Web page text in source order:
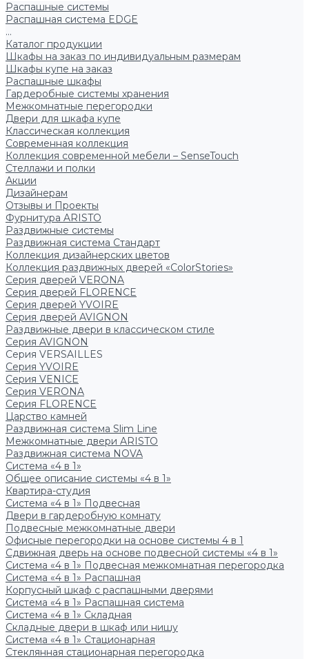
Распашные системы
Распашная система EDGE
...
Каталог продукции
Шкафы на заказ по индивидуальным размерам
Шкафы купе на заказ
Распашные шкафы
Гардеробные системы хранения
Межкомнатные перегородки
Двери для шкафа купе
Классическая коллекция
Современная коллекция
Коллекция современной мебели – SenseTouch
Стеллажи и полки
Акции
Дизайнерам
Отзывы и Проекты
Фурнитура ARISTO
Раздвижные системы
Раздвижная система Стандарт
Коллекция дизайнерских цветов
Коллекция раздвижных дверей «ColorStories»
Серия дверей VERONA
Серия дверей FLORENCE
Серия дверей YVOIRE
Серия дверей AVIGNON
Раздвижные двери в классическом стиле
Серия AVIGNON
Серия VERSAILLES
Серия YVOIRE
Серия VENICE
Серия VERONA
Серия FLORENCE
Царство камней
Раздвижная система Slim Line
Межкомнатные двери ARISTO
Раздвижная система NOVA
Система «4 в 1»
Общее описание системы «4 в 1»
Квартира-студия
Система «4 в 1» Подвесная
Двери в гардеробную комнату
Подвесные межкомнатные двери
Офисные перегородки на основе системы 4 в 1
Сдвижная дверь на основе подвесной системы «4 в 1»
Система «4 в 1» Подвесная межкомнатная перегородка
Система «4 в 1» Распашная
Корпусный шкаф с распашными дверями
Система «4 в 1» Распашная система
Система «4 в 1» Складная
Складные двери в шкаф или нишу
Система «4 в 1» Стационарная
Стеклянная стационарная перегородка